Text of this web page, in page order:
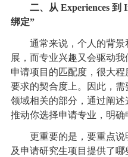
二、从 Experiences 到
绑定”
通常来说，个人的背景
展，而专业兴趣又会驱动
申请项目的匹配度，很大
要求的契合度上。因此，
领域相关的部分，通过阐述
推动你选择申请专业，明确
更重要的是，要重点说
及申请研究生项目提供了哪